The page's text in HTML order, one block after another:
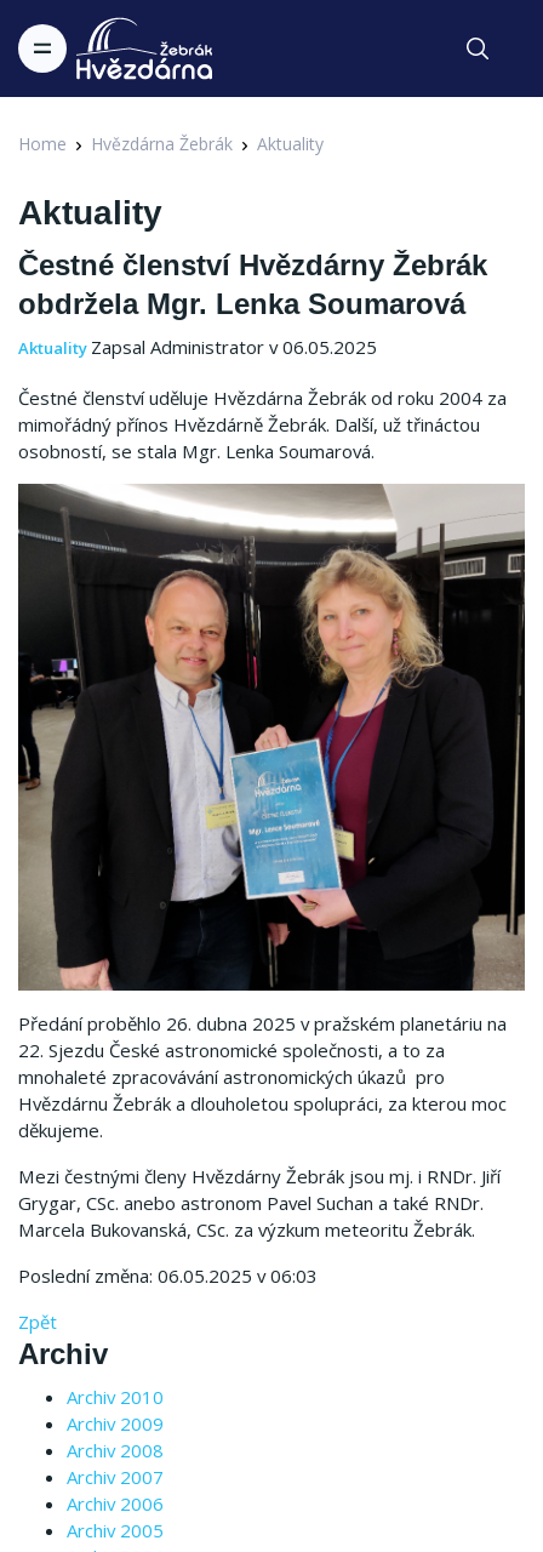
Home Hvězdárna Žebrák Aktuality
Aktuality
Čestné členství Hvězdárny Žebrák
obdržela Mgr. Lenka Soumarová
Aktuality Zapsal Administrator v 06.05.2025
Čestné členství uděluje Hvězdárna Žebrák od roku 2004 za
mimořádný přínos Hvězdárně Žebrák. Další, už třináctou
osobností, se stala Mgr. Lenka Soumarová.
Předání proběhlo 26. dubna 2025 v pražském planetáriu na
22. Sjezdu České astronomické společnosti, a to za
mnohaleté zpracovávání astronomických úkazů pro
Hvězdárnu Žebrák a dlouholetou spolupráci, za kterou moc
děkujeme.
Mezi čestnými členy Hvězdárny Žebrák jsou mj. i RNDr. Jiří
Grygar, CSc. anebo astronom Pavel Suchan a také RNDr.
Marcela Bukovanská, CSc. za výzkum meteoritu Žebrák.
Poslední změna: 06.05.2025 v 06:03
Zpět
Archiv
Archiv 2010
Archiv 2009
Archiv 2008
Archiv 2007
Archiv 2006
Archiv 2005